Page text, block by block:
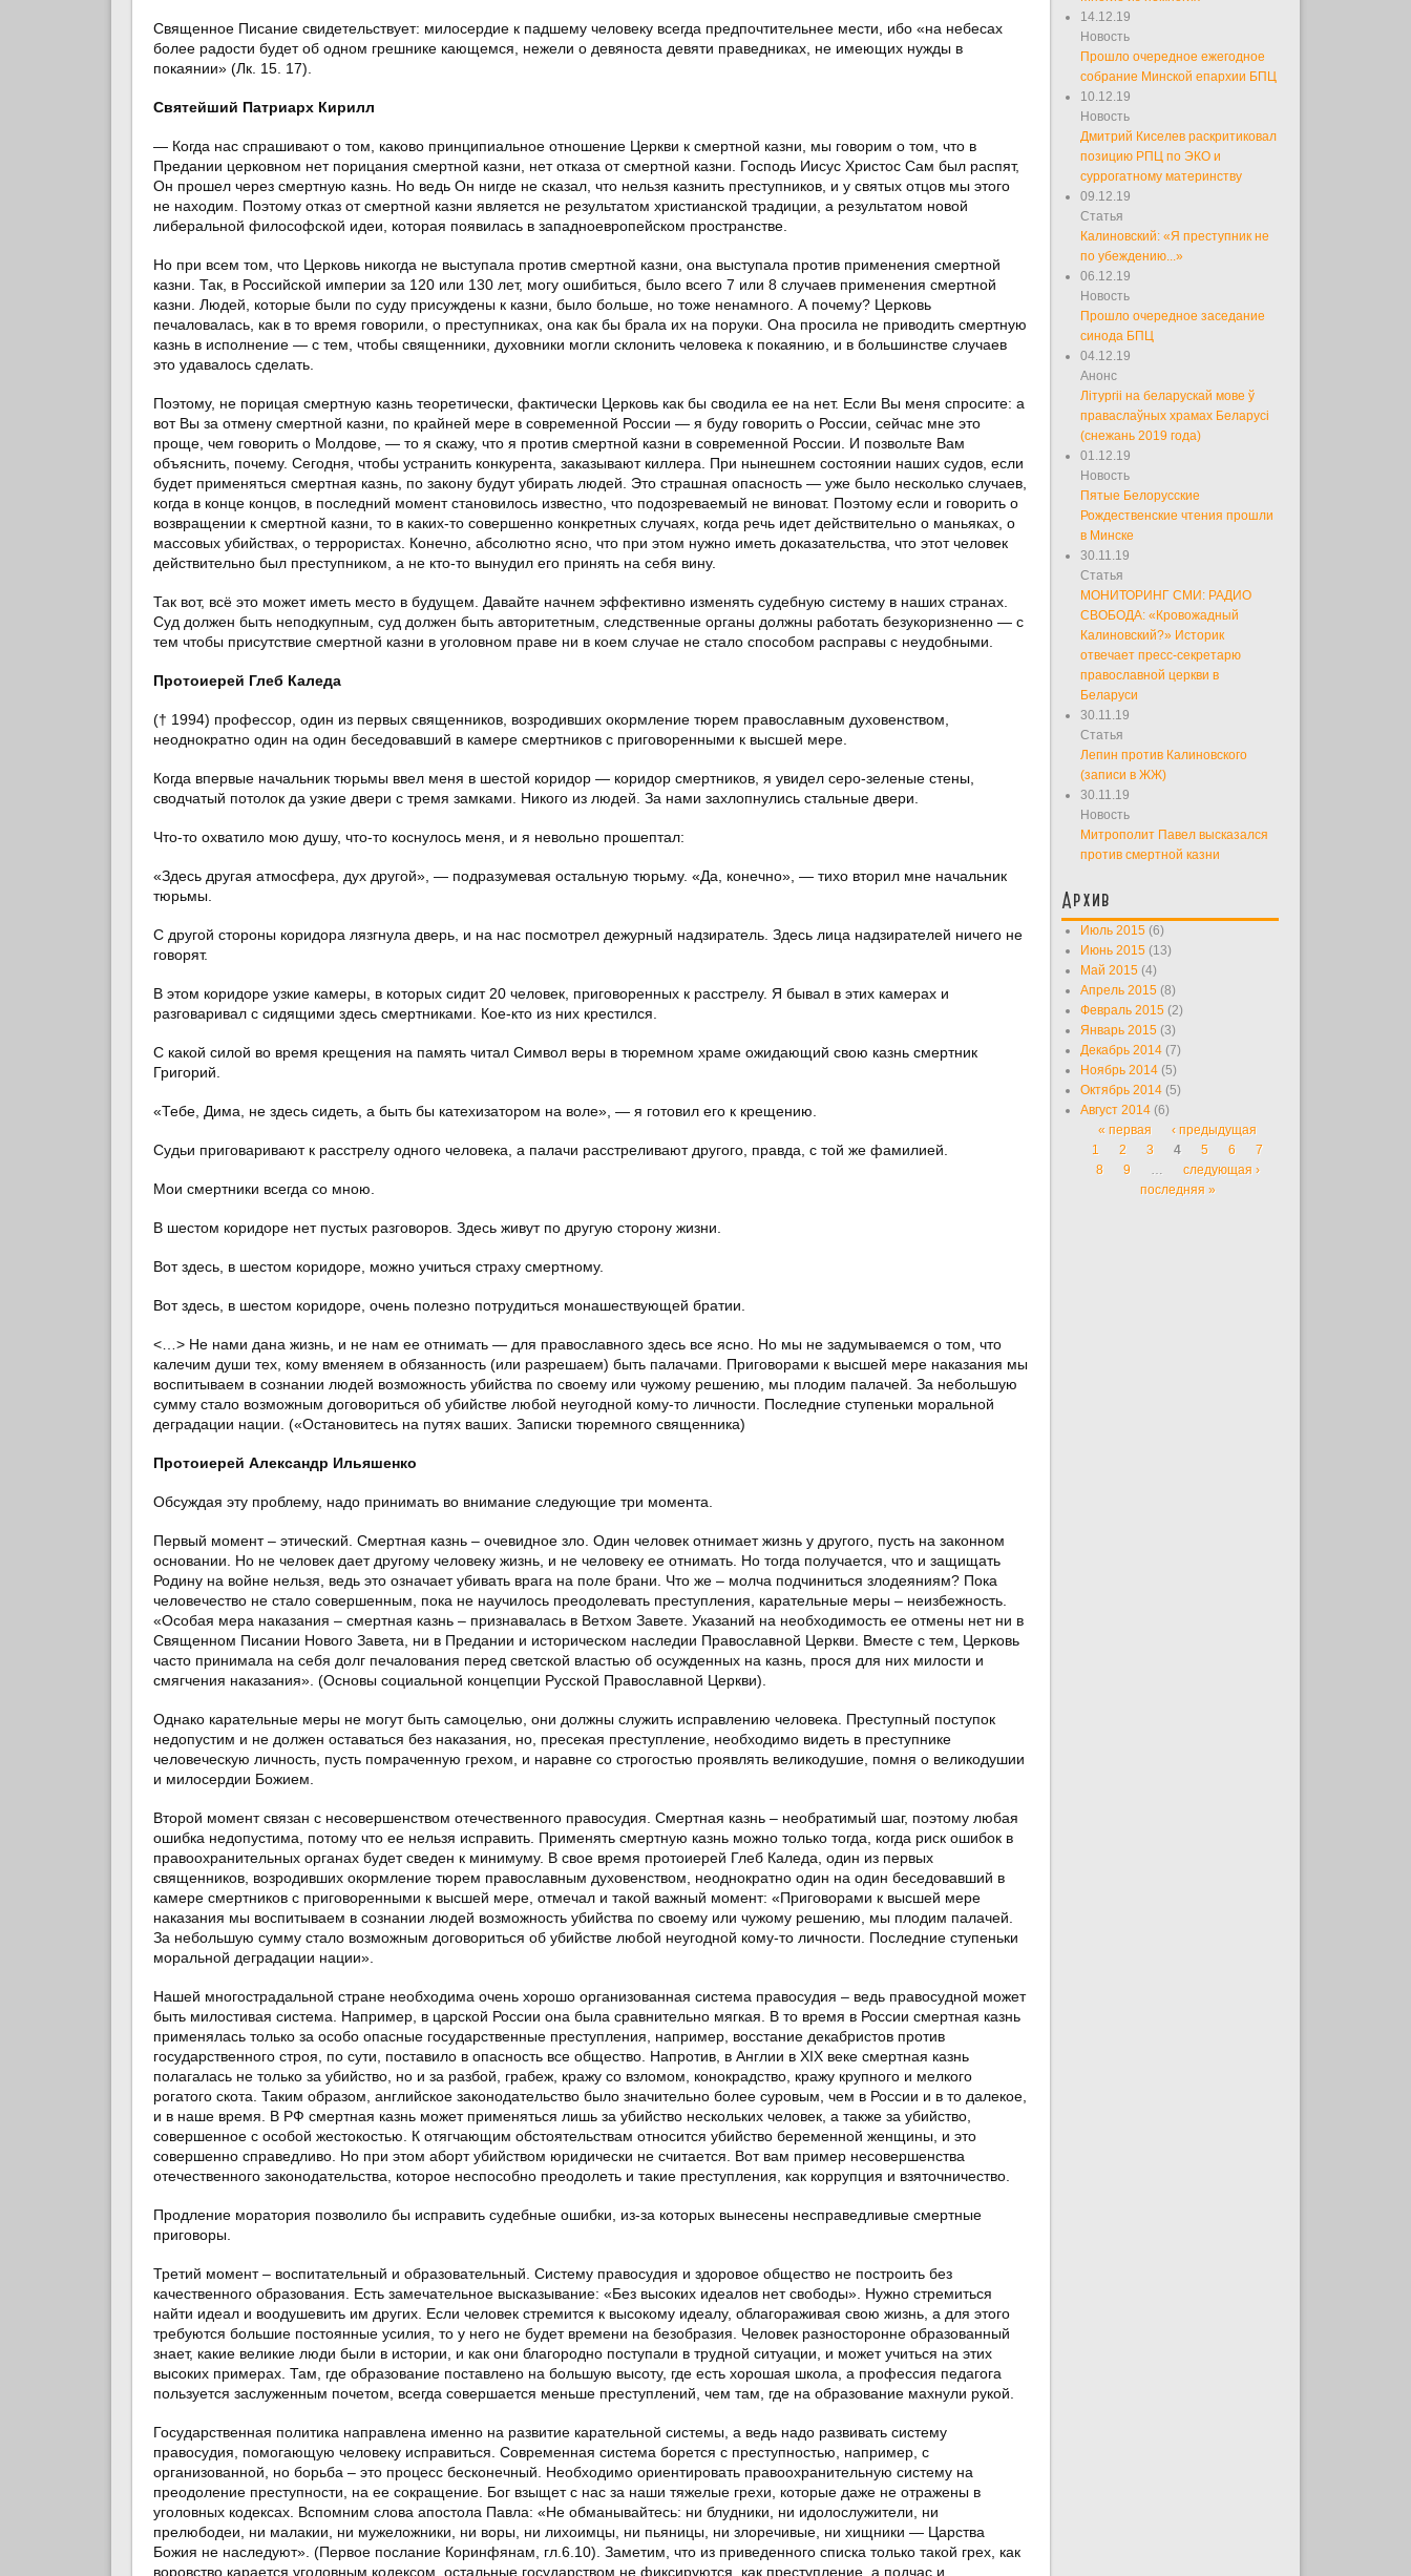
Священное Писание свидетельствует: милосердие к падшему человеку всегда предпочтительнее мести, ибо «на небесах
более радости будет об одном грешнике кающемся, нежели о девяноста девяти праведниках, не имеющих нужды в
покаянии» (Лк. 15. 17).
Святейший Патриарх Кирилл
— Когда нас спрашивают о том, каково принципиальное отношение Церкви к смертной казни, мы говорим о том, что в
Предании церковном нет порицания смертной казни, нет отказа от смертной казни. Господь Иисус Христос Сам был распят,
Он прошел через смертную казнь. Но ведь Он нигде не сказал, что нельзя казнить преступников, и у святых отцов мы этого
не находим. Поэтому отказ от смертной казни является не результатом христианской традиции, а результатом новой
либеральной философской идеи, которая появилась в западноевропейском пространстве.
Но при всем том, что Церковь никогда не выступала против смертной казни, она выступала против применения смертной
казни. Так, в Российской империи за 120 или 130 лет, могу ошибиться, было всего 7 или 8 случаев применения смертной
казни. Людей, которые были по суду присуждены к казни, было больше, но тоже ненамного. А почему? Церковь
печаловалась, как в то время говорили, о преступниках, она как бы брала их на поруки. Она просила не приводить смертную
казнь в исполнение — с тем, чтобы священники, духовники могли склонить человека к покаянию, и в большинстве случаев
это удавалось сделать.
Поэтому, не порицая смертную казнь теоретически, фактически Церковь как бы сводила ее на нет. Если Вы меня спросите: а
вот Вы за отмену смертной казни, по крайней мере в современной России — я буду говорить о России, сейчас мне это
проще, чем говорить о Молдове, — то я скажу, что я против смертной казни в современной России. И позвольте Вам
объяснить, почему. Сегодня, чтобы устранить конкурента, заказывают киллера. При нынешнем состоянии наших судов, если
будет применяться смертная казнь, по закону будут убирать людей. Это страшная опасность — уже было несколько случаев,
когда в конце концов, в последний момент становилось известно, что подозреваемый не виноват. Поэтому если и говорить о
возвращении к смертной казни, то в каких-то совершенно конкретных случаях, когда речь идет действительно о маньяках, о
массовых убийствах, о террористах. Конечно, абсолютно ясно, что при этом нужно иметь доказательства, что этот человек
действительно был преступником, а не кто-то вынудил его принять на себя вину.
Так вот, всё это может иметь место в будущем. Давайте начнем эффективно изменять судебную систему в наших странах.
Суд должен быть неподкупным, суд должен быть авторитетным, следственные органы должны работать безукоризненно — с
тем чтобы присутствие смертной казни в уголовном праве ни в коем случае не стало способом расправы с неудобными.
Протоиерей Глеб Каледа
(† 1994) профессор, один из первых священников, возродивших окормление тюрем православным духовенством,
неоднократно один на один беседовавший в камере смертников с приговоренными к высшей мере.
Когда впервые начальник тюрьмы ввел меня в шестой коридор — коридор смертников, я увидел серо-зеленые стены,
сводчатый потолок да узкие двери с тремя замками. Никого из людей. За нами захлопнулись стальные двери.
Что-то охватило мою душу, что-то коснулось меня, и я невольно прошептал:
«Здесь другая атмосфера, дух другой», — подразумевая остальную тюрьму. «Да, конечно», — тихо вторил мне начальник
тюрьмы.
С другой стороны коридора лязгнула дверь, и на нас посмотрел дежурный надзиратель. Здесь лица надзирателей ничего не
говорят.
В этом коридоре узкие камеры, в которых сидит 20 человек, приговоренных к расстрелу. Я бывал в этих камерах и
разговаривал с сидящими здесь смертниками. Кое-кто из них крестился.
С какой силой во время крещения на память читал Символ веры в тюремном храме ожидающий свою казнь смертник
Григорий.
«Тебе, Дима, не здесь сидеть, а быть бы катехизатором на воле», — я готовил его к крещению.
Судьи приговаривают к расстрелу одного человека, а палачи расстреливают другого, правда, с той же фамилией.
Мои смертники всегда со мною.
В шестом коридоре нет пустых разговоров. Здесь живут по другую сторону жизни.
Вот здесь, в шестом коридоре, можно учиться страху смертному.
Вот здесь, в шестом коридоре, очень полезно потрудиться монашествующей братии.
<…> Не нами дана жизнь, и не нам ее отнимать — для православного здесь все ясно. Но мы не задумываемся о том, что
калечим души тех, кому вменяем в обязанность (или разрешаем) быть палачами. Приговорами к высшей мере наказания мы
воспитываем в сознании людей возможность убийства по своему или чужому решению, мы плодим палачей. За небольшую
сумму стало возможным договориться об убийстве любой неугодной кому-то личности. Последние ступеньки моральной
деградации нации. («Остановитесь на путях ваших. Записки тюремного священника)
Протоиерей Александр Ильяшенко
Обсуждая эту проблему, надо принимать во внимание следующие три момента.
Первый момент – этический. Смертная казнь – очевидное зло. Один человек отнимает жизнь у другого, пусть на законном
основании. Но не человек дает другому человеку жизнь, и не человеку ее отнимать. Но тогда получается, что и защищать
Родину на войне нельзя, ведь это означает убивать врага на поле брани. Что же – молча подчиниться злодеяниям? Пока
человечество не стало совершенным, пока не научилось преодолевать преступления, карательные меры – неизбежность.
«Особая мера наказания – смертная казнь – признавалась в Ветхом Завете. Указаний на необходимость ее отмены нет ни в
Священном Писании Нового Завета, ни в Предании и историческом наследии Православной Церкви. Вместе с тем, Церковь
часто принимала на себя долг печалования перед светской властью об осужденных на казнь, прося для них милости и
смягчения наказания». (Основы социальной концепции Русской Православной Церкви).
Однако карательные меры не могут быть самоцелью, они должны служить исправлению человека. Преступный поступок
недопустим и не должен оставаться без наказания, но, пресекая преступление, необходимо видеть в преступнике
человеческую личность, пусть помраченную грехом, и наравне со строгостью проявлять великодушие, помня о великодушии
и милосердии Божием.
Второй момент связан с несовершенством отечественного правосудия. Смертная казнь – необратимый шаг, поэтому любая
ошибка недопустима, потому что ее нельзя исправить. Применять смертную казнь можно только тогда, когда риск ошибок в
правоохранительных органах будет сведен к минимуму. В свое время протоиерей Глеб Каледа, один из первых
священников, возродивших окормление тюрем православным духовенством, неоднократно один на один беседовавший в
камере смертников с приговоренными к высшей мере, отмечал и такой важный момент: «Приговорами к высшей мере
наказания мы воспитываем в сознании людей возможность убийства по своему или чужому решению, мы плодим палачей.
За небольшую сумму стало возможным договориться об убийстве любой неугодной кому-то личности. Последние ступеньки
моральной деградации нации».
Нашей многострадальной стране необходима очень хорошо организованная система правосудия – ведь правосудной может
быть милостивая система. Например, в царской России она была сравнительно мягкая. В то время в России смертная казнь
применялась только за особо опасные государственные преступления, например, восстание декабристов против
государственного строя, по сути, поставило в опасность все общество. Напротив, в Англии в XIX веке смертная казнь
полагалась не только за убийство, но и за разбой, грабеж, кражу со взломом, конокрадство, кражу крупного и мелкого
рогатого скота. Таким образом, английское законодательство было значительно более суровым, чем в России и в то далекое,
и в наше время. В РФ смертная казнь может применяться лишь за убийство нескольких человек, а также за убийство,
совершенное с особой жестокостью. К отягчающим обстоятельствам относится убийство беременной женщины, и это
совершенно справедливо. Но при этом аборт убийством юридически не считается. Вот вам пример несовершенства
отечественного законодательства, которое неспособно преодолеть и такие преступления, как коррупция и взяточничество.
Продление моратория позволило бы исправить судебные ошибки, из-за которых вынесены несправедливые смертные
приговоры.
Третий момент – воспитательный и образовательный. Систему правосудия и здоровое общество не построить без
качественного образования. Есть замечательное высказывание: «Без высоких идеалов нет свободы». Нужно стремиться
найти идеал и воодушевить им других. Если человек стремится к высокому идеалу, облагораживая свою жизнь, а для этого
требуются большие постоянные усилия, то у него не будет времени на безобразия. Человек разносторонне образованный
знает, какие великие люди были в истории, и как они благородно поступали в трудной ситуации, и может учиться на этих
высоких примерах. Там, где образование поставлено на большую высоту, где есть хорошая школа, а профессия педагога
пользуется заслуженным почетом, всегда совершается меньше преступлений, чем там, где на образование махнули рукой.
Государственная политика направлена именно на развитие карательной системы, а ведь надо развивать систему
правосудия, помогающую человеку исправиться. Современная система борется с преступностью, например, с
организованной, но борьба – это процесс бесконечный. Необходимо ориентировать правоохранительную систему на
преодоление преступности, на ее сокращение. Бог взыщет с нас за наши тяжелые грехи, которые даже не отражены в
уголовных кодексах. Вспомним слова апостола Павла: «Не обманывайтесь: ни блудники, ни идолослужители, ни
прелюбодеи, ни малакии, ни мужеложники, ни воры, ни лихоимцы, ни пьяницы, ни злоречивые, ни хищники — Царства
Божия не наследуют». (Первое послание Коринфянам, гл.6.10). Заметим, что из приведенного списка только такой грех, как
воровство карается уголовным кодексом, остальные государством не фиксируются, как преступление, а подчас и
14.12.19
Новость
Прошло очередное ежегодное
собрание Минской епархии БПЦ
10.12.19
Новость
Дмитрий Киселев раскритиковал
позицию РПЦ по ЭКО и
суррогатному материнству
09.12.19
Статья
Калиновский: «Я преступник не
по убеждению...»
06.12.19
Новость
Прошло очередное заседание
синода БПЦ
04.12.19
Анонс
Літургіі на беларускай мове ў
праваслаўных храмах Беларусі
(снежань 2019 года)
01.12.19
Новость
Пятые Белорусские
Рождественские чтения прошли
в Минске
30.11.19
Статья
МОНИТОРИНГ СМИ: РАДИО
СВОБОДА: «Кровожадный
Калиновский?» Историк
отвечает пресс-секретарю
православной церкви в
Беларуси
30.11.19
Статья
Лепин против Калиновского
(записи в ЖЖ)
30.11.19
Новость
Митрополит Павел высказался
против смертной казни
Архив
Июль 2015 (6)
Июнь 2015 (13)
Май 2015 (4)
Апрель 2015 (8)
Февраль 2015 (2)
Январь 2015 (3)
Декабрь 2014 (7)
Ноябрь 2014 (5)
Октябрь 2014 (5)
Август 2014 (6)
Страницы
« первая
‹ предыдущая
1
2 3 4 5 6
7
8
9 …
следующая ›
последняя »